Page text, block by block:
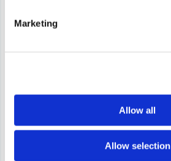
Marketing
Allow all
Allow selection